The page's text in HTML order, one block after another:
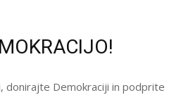
donirajte Demokraciji in podprite